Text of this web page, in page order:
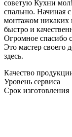
советую Кухни
спальню. Начиная с
монтажом никаких
быстро и
Огромное спасибо
Это мастер своего
здесь.
Качество
Уровень сервиса
Срок изготовления